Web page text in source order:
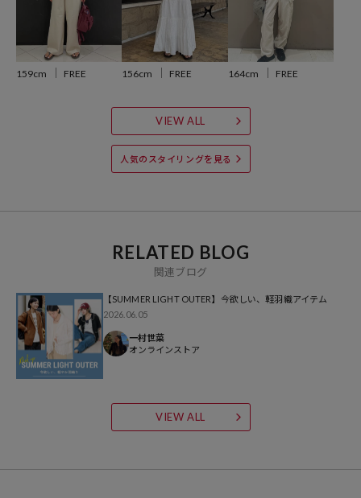
※こちらの商品は、弊社管理上のカラーを表記しております為、タグ
のカラー表記と異なる記載となっております。
・グレー：GRAY CHECK
・サックスブルー：GREEN CHEC
・カモフラージュ：ｶﾓﾌﾗｰｼﾞｭ
異なる場合もございますので、予めご了承ください。
ンタグを必ずご確認下さい。
円（2026年3月9日時点）
※「参考価格」とは、Daytona Parkにおける対象商品の通常販売（先
159cm FREE 156cm FREE 164cm FREE
VIEW ALL
人気のスタイリングを見る
RELATED BLOG
関連ブログ
【SUMMER LIGHT OUTER】今欲しい、軽羽織アイテム
2026.06.05
一村世菜
オンラインストア
VIEW ALL